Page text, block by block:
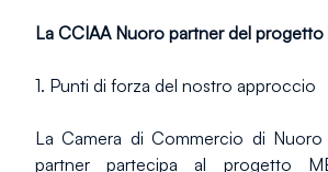
La CCIAA Nuoro partner del
1. Punti di forza del nostro approccio
La Camera di Commercio di Nuoro
partner partecipa al progetto